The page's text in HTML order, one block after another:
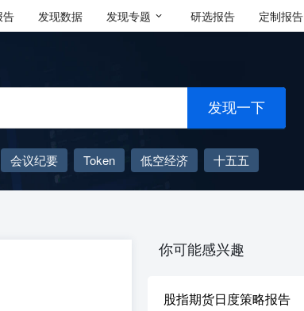
告 发现数据 发现专题 研选报告 定制报告
发现一下
会议纪要 Token 低空经济
十五五
你可能感兴趣
股指期货日度策略报告